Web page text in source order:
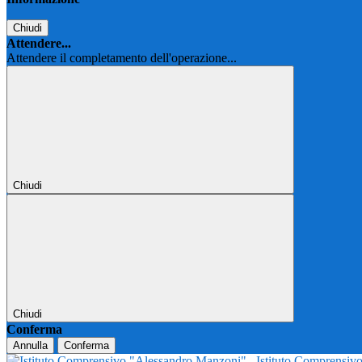
Chiudi
Attendere...
Attendere il completamento dell'operazione...
Chiudi
Chiudi
Conferma
Annulla Conferma